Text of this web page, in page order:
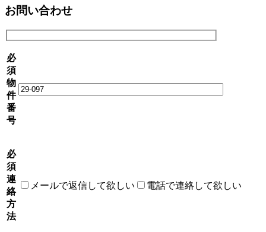
お問い合わせ
必
須
物
件
番
号
必
須
連
絡
方
法
メールで返信して欲しい 電話で連絡して欲しい